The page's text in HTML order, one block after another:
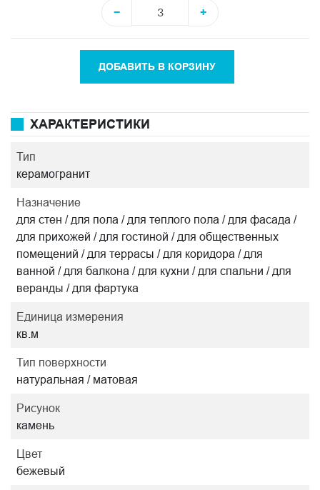
−
+
ДОБАВИТЬ В КОРЗИНУ
ХАРАКТЕРИСТИКИ
Тип
керамогранит
Назначение
для стен / для пола / для теплого пола / для фасада /
для прихожей / для гостиной / для общественных
помещений / для террасы / для коридора / для
ванной / для балкона / для кухни / для спальни / для
веранды / для фартука
Единица измерения
кв.м
Тип поверхности
натуральная / матовая
Рисунок
камень
Цвет
бежевый